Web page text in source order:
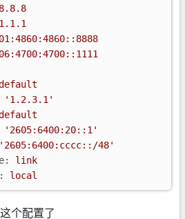
.8.8
.1 .1
:4860:4860::8888
:4700:4700::1111
'1.2.3.1'
'2605:6400:20::1'
'2605:6400:cccc::/48'
link
local
个配置了